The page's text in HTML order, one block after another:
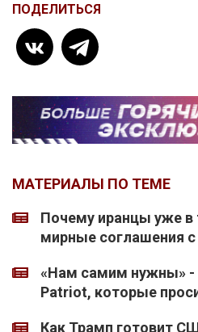
ПОДЕЛИТЬСЯ
МАТЕРИАЛЫ ПО ТЕМЕ
Почему иранцы уже в
мирные соглашения
«Нам самим нужны» -
Patriot, которые
Как Трамп готовит